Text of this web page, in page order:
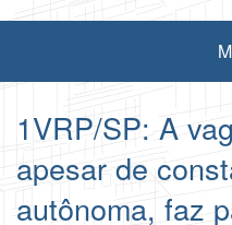
1VRP/SP: A
apesar de
autônoma, faz